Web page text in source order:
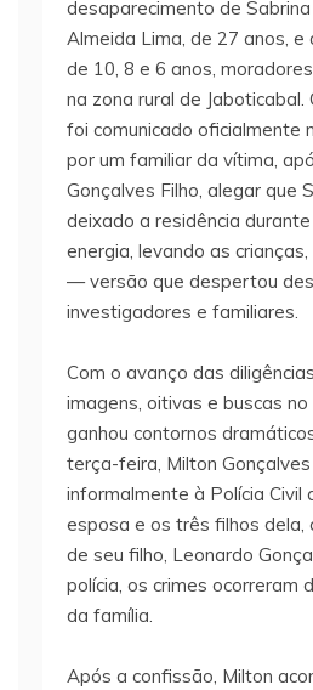
desaparecimento de
Almeida Lima, de 27 anos, e
de 10, 8 e 6 anos,
na zona rural de
foi comunicado oficialmente
por um familiar da vítima,
Gonçalves Filho, alegar que
deixado a residência
energia, levando as
— versão que despertou
investigadores e familiares.
Com o avanço das
imagens, oitivas e buscas no
ganhou contornos
terça-feira, Milton
informalmente à Polícia Civil
esposa e os três filhos dela,
de seu filho, Leonardo
polícia, os crimes ocorreram
da família.
Após a confissão, Milton